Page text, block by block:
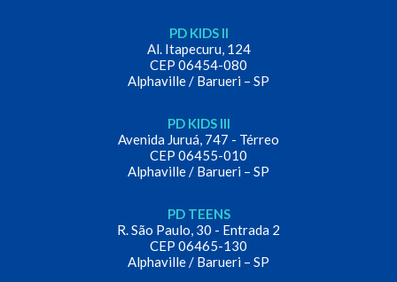
PD KIDS II
Al. Itapecuru, 124
CEP 06454-080
Alphaville / Barueri – SP
PD KIDS III
Avenida Juruá, 747 - Térreo
CEP 06455-010
Alphaville / Barueri – SP
PD TEENS
R. São Paulo, 30 - Entrada 2
CEP 06465-130
Alphaville / Barueri – SP